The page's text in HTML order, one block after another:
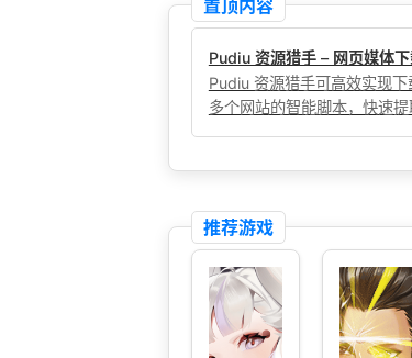
置顶内容
Pudiu 资源猎手 – 网页媒体
Pudiu 资源猎手可高效实现
多个网站的智能脚本，快速提
推荐游戏